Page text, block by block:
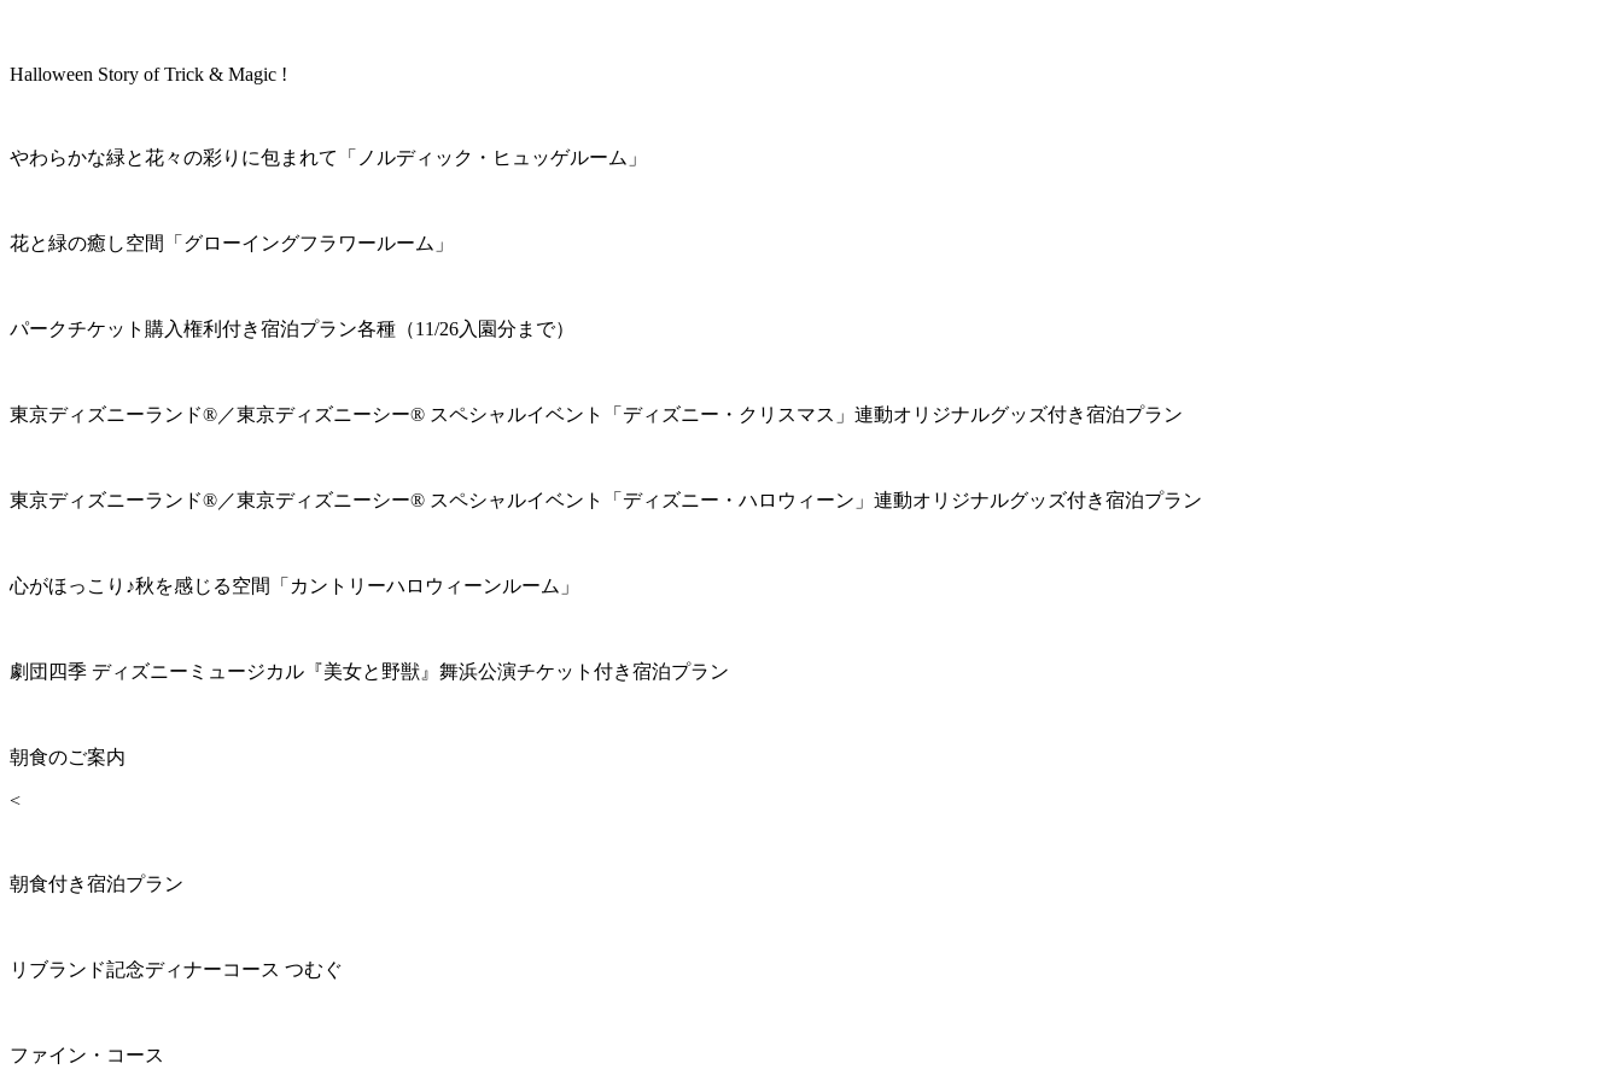
Halloween Story of Trick & Magic !
やわらかな緑と花々の彩りに包まれて「ノルディック・ヒュッゲルーム」
花と緑の癒し空間「グローイングフラワールーム」
パークチケット購入権利付き宿泊プラン各種（11/26入園分まで）
東京ディズニーランド®／東京ディズニーシー® スペシャルイベント「ディズニー・クリスマス」連動オリジナルグッズ付き宿泊プラン
東京ディズニーランド®／東京ディズニーシー® スペシャルイベント「ディズニー・ハロウィーン」連動オリジナルグッズ付き宿泊プラン
心がほっこり♪秋を感じる空間「カントリーハロウィーンルーム」
劇団四季 ディズニーミュージカル『美女と野獣』舞浜公演チケット付き宿泊プラン
朝食のご案内
<
朝食付き宿泊プラン
リブランド記念ディナーコース つむぐ
ファイン・コース